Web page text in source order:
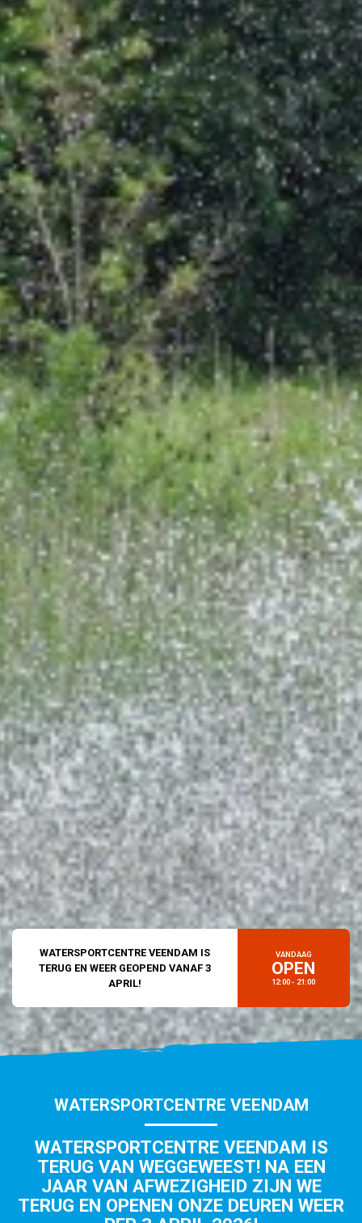
WATERSPORTCENTRE VEENDAM IS
TERUG EN WEER GEOPEND VANAF 3
APRIL!
VANDAAG
OPEN
12:00 - 21:00
WATERSPORTCENTRE VEENDAM
WATERSPORTCENTRE VEENDAM IS
TERUG VAN WEGGEWEEST! NA EEN
JAAR VAN AFWEZIGHEID ZIJN WE
TERUG EN OPENEN ONZE DEUREN WEER